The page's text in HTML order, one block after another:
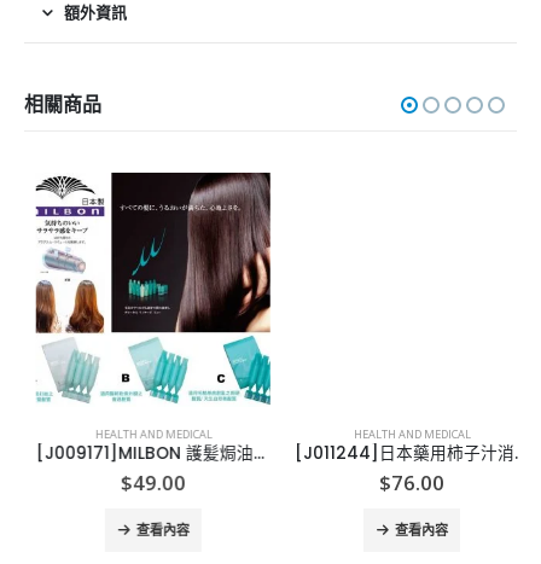
額外資訊
相關商品
HEALTH AND MEDICAL
[J009171]MILBON 護髪焗油-1盒4支
49.00
查看內容
HEALTH AND MEDICAL
[J011244]日本藥用柿子汁消臭除菌泡泡洗手液450ML, 買一送一
76.00
查看內容